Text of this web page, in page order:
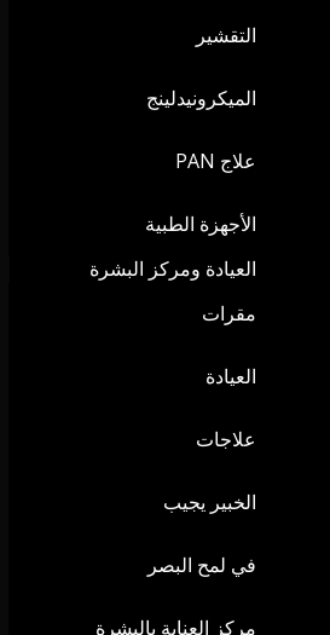
التقشير
الميكرونيدلينج
علاج PAN
الأجهزة الطبية
العيادة ومركز البشرة
مقرات
العيادة
علاجات
الخبير يجيب
في لمح البصر
مركز العناية بالبشرة